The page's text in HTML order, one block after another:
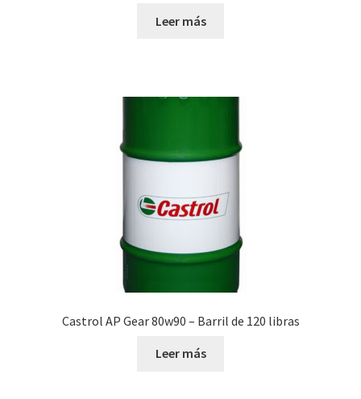
Leer más
Castrol AP Gear 80w90 – Barril de 120 libras
Leer más